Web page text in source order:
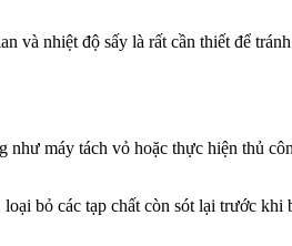
và nhiệt độ sấy là rất cần thiết để
máy tách vỏ hoặc thực hiện thủ
bỏ các tạp chất còn sót lại trước khi